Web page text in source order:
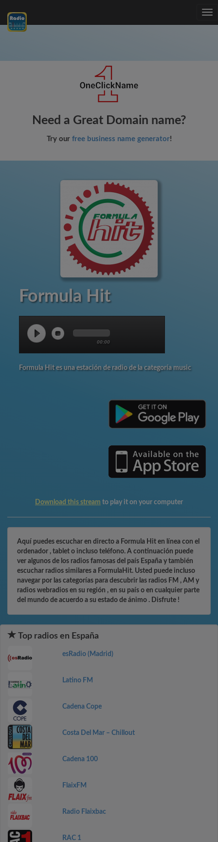
Need a Great Domain name?
Try our free business name generator!
Formula Hit
00:00
Formula Hit es una estación de radio de la categoría music
Download this stream to play it on your computer
Aquí puedes escuchar en directo a Formula Hit en línea con el
ordenador , tablet o incluso teléfono. A continuación puede
ver algunos de los radios famosas del país España y también
escuchar radios similares a FormulaHit. Usted puede incluso
navegar por las categorías para descubrir las radios FM , AM y
radios webradios en su región , en su país o en cualquier parte
del mundo de acuerdo a su estado de ánimo . Disfrute !
Top radios en España
esRadio (Madrid)
Latino FM
Cadena Cope
Costa Del Mar – Chillout
Cadena 100
FlaixFM
Radio Flaixbac
RAC 1